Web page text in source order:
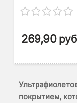
269,90
покрытием,